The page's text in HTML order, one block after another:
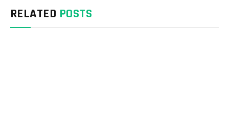
RELATED POSTS